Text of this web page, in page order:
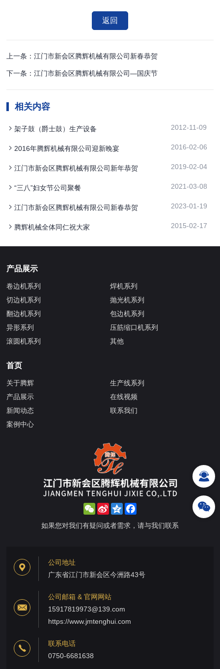
返回
上一条：江门市新会区腾辉机械有限公司新春恭贺
下一条：江门市新会区腾辉机械有限公司—国庆节
相关内容
架子鼓（爵士鼓）生产设备 2012-11-09
2016年腾辉机械有限公司迎新晚宴 2016-02-06
江门市新会区腾辉机械有限公司新年恭贺 2019-02-04
“三八”妇女节公司聚餐 2021-03-08
江门市新会区腾辉机械有限公司新春恭贺 2023-01-19
腾辉机械全体同仁祝大家 2015-02-17
产品展示
卷边机系列
切边机系列
翻边机系列
异形系列
滚圆机系列
焊机系列
抛光机系列
包边机系列
压筋缩口机系列
其他
首页
关于腾辉
产品展示
新闻动态
案例中心
生产线系列
在线视频
联系我们
WeChat
Sina
Weibo
Qzone
如果您对我们有疑问或者需求，请与我们联系
公司地址
广东省江门市新会区今洲路43号
公司邮箱 & 官网网站
15917819973@139.com
https://www.jmtenghui.com
联系电话
0750-6681638